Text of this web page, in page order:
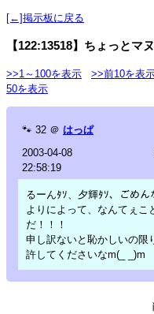
[←]掲示板に戻る
【122:13518】ちょっとマ
>>1～100を表示 >>前10を表
50を表示
🐾 32 ＠ はっぱ
2003-04-08
22:58:19
るーんﾀｿ、夕輝ﾀｿ、ごめん
よりによって、なんてぇこ
だ！！！
申し訳ないと恥かしいの限
許してくださいなm(_ _)m